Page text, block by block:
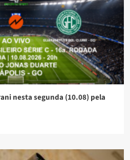
nesta segunda (10.08) pela